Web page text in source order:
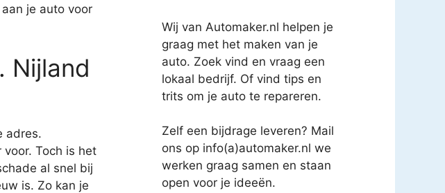
je auto voor
Nijland
adres.
Toch is het
al snel bij
is. Zo kan je
Wij van Automaker.nl helpen je
graag met het maken van je
auto. Zoek vind en vraag een
lokaal bedrijf. Of vind tips en
trits om je auto te repareren.
Zelf een bijdrage leveren? Mail
ons op info(a)automaker.nl we
werken graag samen en staan
open voor je ideeën.